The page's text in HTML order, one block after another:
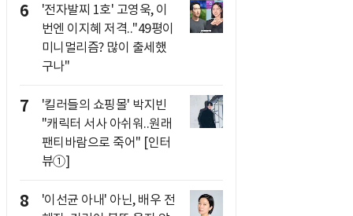
6
'전자발찌 1호' 고영욱, 이
번엔 이지혜 저격.."49평이
미니멀리즘? 많이 출세했
구나"
7
'킬러들의 쇼핑몰' 박지빈
"캐릭터 서사 아쉬워..원래
팬티바람으로 죽어" [인터
뷰①]
8
'이선균 아내' 아닌, 배우 전